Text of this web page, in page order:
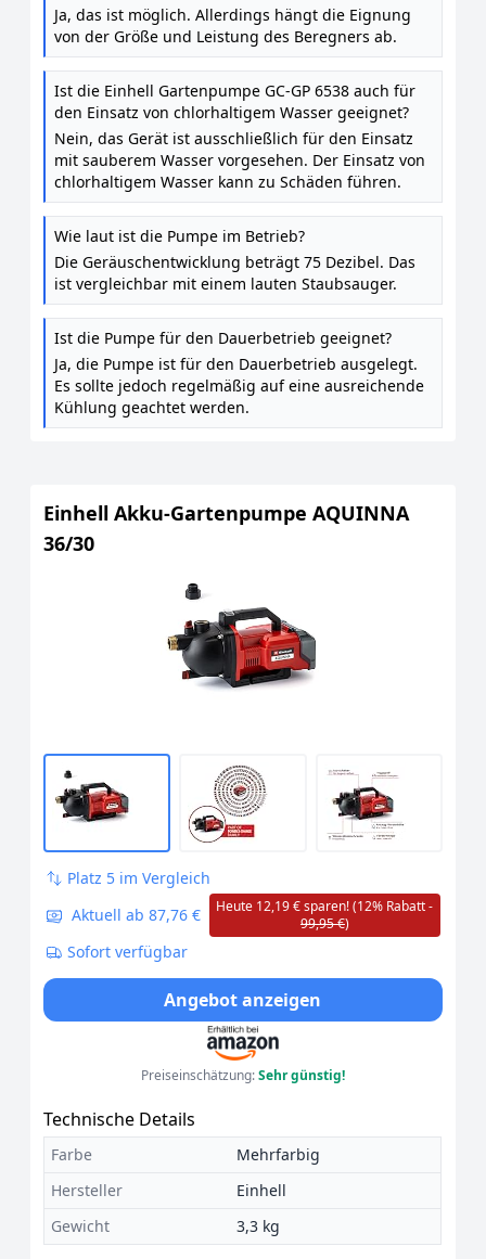
Ja, das ist möglich. Allerdings hängt die Eignung
von der Größe und Leistung des Beregners ab.
Ist die Einhell Gartenpumpe GC-GP 6538 auch für
den Einsatz von chlorhaltigem Wasser geeignet?
Nein, das Gerät ist ausschließlich für den Einsatz
mit sauberem Wasser vorgesehen. Der Einsatz von
chlorhaltigem Wasser kann zu Schäden führen.
Wie laut ist die Pumpe im Betrieb?
Die Geräuschentwicklung beträgt 75 Dezibel. Das
ist vergleichbar mit einem lauten Staubsauger.
Ist die Pumpe für den Dauerbetrieb geeignet?
Ja, die Pumpe ist für den Dauerbetrieb ausgelegt.
Es sollte jedoch regelmäßig auf eine ausreichende
Kühlung geachtet werden.
Einhell Akku-Gartenpumpe AQUINNA
36/30
Platz 5 im Vergleich
Aktuell ab 87,76 €
Heute 12,19 € sparen! (12% Rabatt -
99,95 €)
Sofort verfügbar
Angebot anzeigen
Preiseinschätzung:Sehr günstig!
Technische Details
Farbe
Mehrfarbig
Hersteller
Einhell
Gewicht
3,3 kg